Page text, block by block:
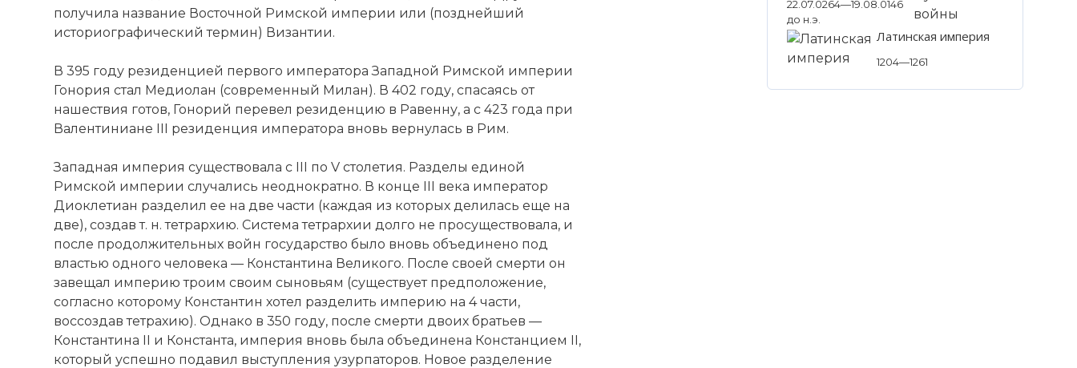
получила название Восточной Римской империи или (позднейший
историографический термин) Византии.
В 395 году резиденцией первого императора Западной Римской империи
Гонория стал Медиолан (современный Милан). В 402 году, спасаясь от
нашествия готов, Гонорий перевел резиденцию в Равенну, а c 423 года при
Валентиниане III резиденция императора вновь вернулась в Рим.
Западная империя существовала с III по V столетия. Разделы единой
Римской империи случались неоднократно. В конце III века император
Диоклетиан разделил ее на две части (каждая из которых делилась еще на
две), создав т. н. тетрархию. Система тетрархии долго не просуществовала, и
после продолжительных войн государство было вновь объединено под
властью одного человека — Константина Великого. После своей смерти он
завещал империю троим своим сыновьям (существует предположение,
согласно которому Константин хотел разделить империю на 4 части,
воссоздав тетрахию). Однако в 350 году, после смерти двоих братьев —
Константина II и Константа, империя вновь была объединена Констанцием II,
который успешно подавил выступления узурпаторов. Новое разделение
22.07.0264—19.08.0146
до н.э.
Латинская империя
1204—1261